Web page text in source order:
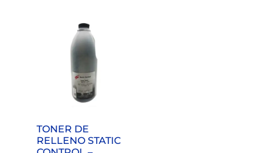
TONER DE
RELLENO STATIC